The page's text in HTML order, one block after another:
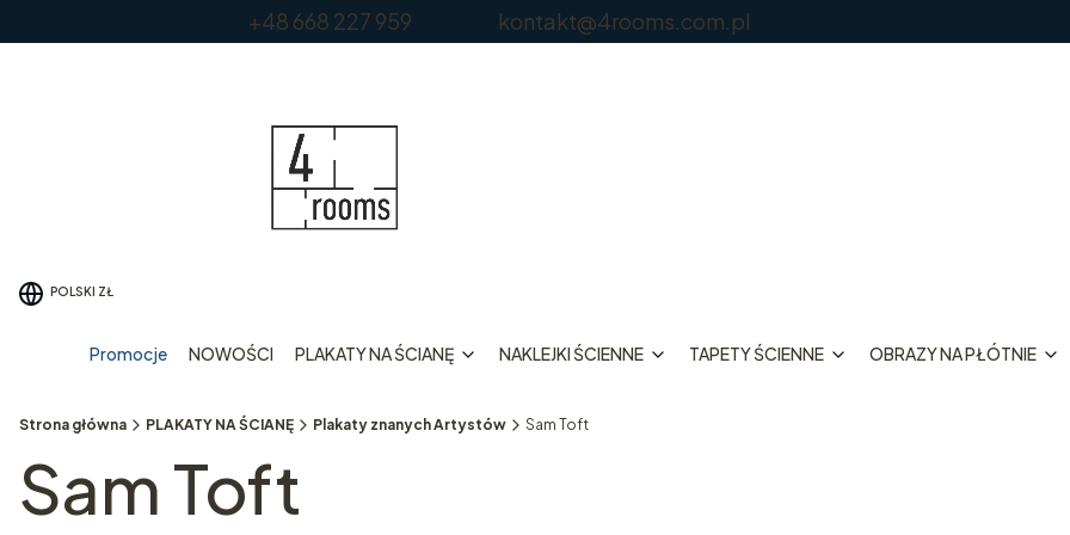
+48 668 227 959 kontakt@4rooms.com.pl
POLSKI ZŁ
Promocje NOWOŚCI PLAKATY NA ŚCIANĘ NAKLEJKI ŚCIENNE TAPETY ŚCIENNE OBRAZY NA PŁÓTNIE
Strona główna PLAKATY NA ŚCIANĘ Plakaty znanych Artystów Sam Toft
Sam Toft